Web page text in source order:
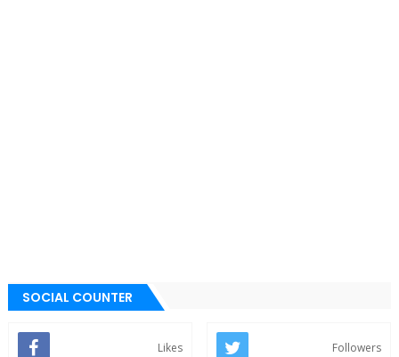
SOCIAL COUNTER
Likes Followers